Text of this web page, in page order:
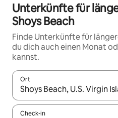
Unterkünfte für
Shoys Beach
Finde Unterkünfte für
du dich auch einen Monat
kannst.
Ort
Wenn Ergebnisse verfügbar
Check-in